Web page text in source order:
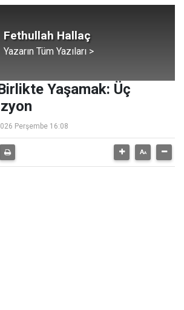
Fethullah Hallaç
Yazarın Tüm Yazıları >
Yaşamak: Üç
Perşembe 16:08